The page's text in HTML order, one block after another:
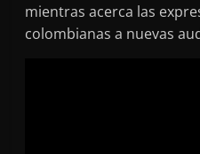
mientras acerca las
colombianas a nuevas